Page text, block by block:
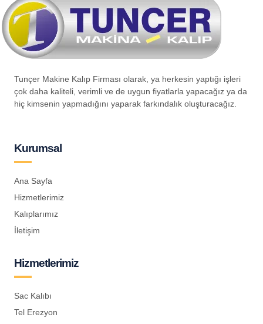
Tunçer Makine Kalıp Firması olarak, ya herkesin yaptığı işleri
çok daha kaliteli, verimli ve de uygun fiyatlarla yapacağız ya da
hiç kimsenin yapmadığını yaparak farkındalık oluşturacağız.
Kurumsal
Ana Sayfa
Hizmetlerimiz
Kalıplarımız
İletişim
Hizmetlerimiz
Sac Kalıbı
Tel Erezyon